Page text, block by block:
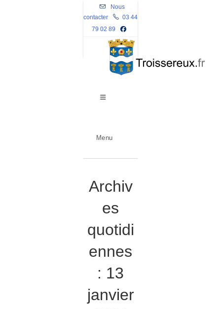
Skip
to
content
Nous
contacter
03 44
79 02 89
Menu
Archiv
es
quotidi
ennes
: 13
janvier